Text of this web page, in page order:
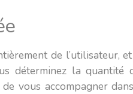
de l’utilisateur,
déterminez la quantité
vous accompagner